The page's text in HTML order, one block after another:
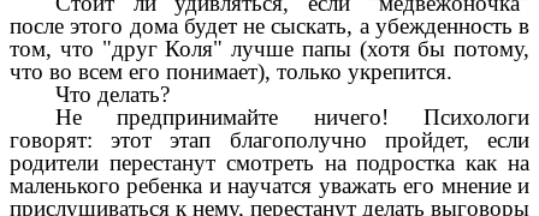
после этого дома будет не сыскать, а убежденность в
том, что "друг Коля" лучше папы (хотя бы потому,
что во всем его понимает), только укрепится.
Что делать?
Не предпринимайте ничего! Психологи
говорят: этот этап благополучно пройдет, если
родители перестанут смотреть на подростка как на
маленького ребенка и научатся уважать его мнение и
прислушиваться к нему, перестанут делать выговоры